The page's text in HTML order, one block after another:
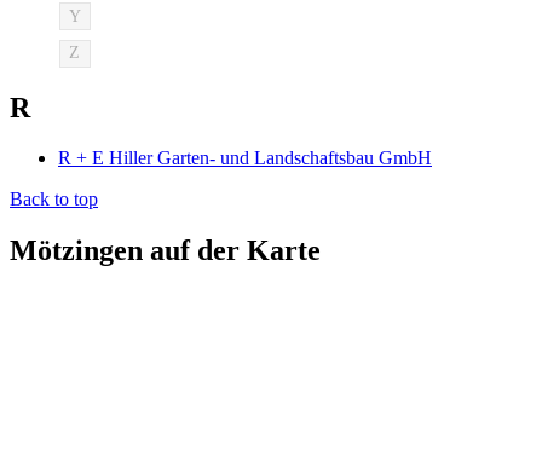
Y
Z
R
R + E Hiller Garten- und Landschaftsbau GmbH
Back to top
Mötzingen auf der Karte